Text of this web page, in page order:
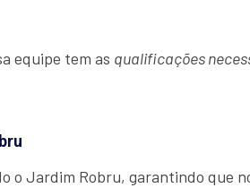
equipe tem as qualificações
o Jardim Robru, garantindo que